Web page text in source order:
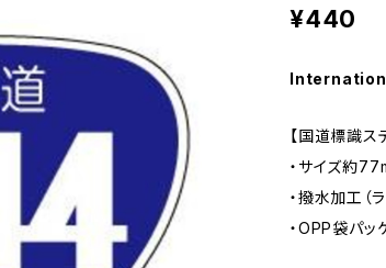
¥440
【国道標識ス
・サイズ約
・撥水加工（
・OPP袋パッ